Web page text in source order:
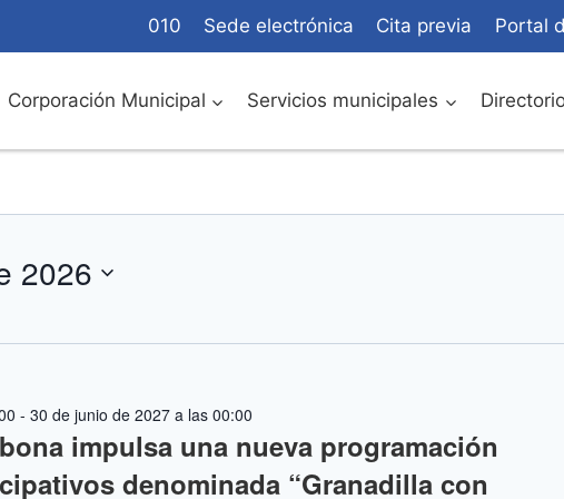
010 Sede electrónica Cita previa Portal
Corporación Municipal Servicios municipales
2026
impulsa una nueva programación
denominada “Granadilla con
- 30 de junio de 2027 a las 00:00